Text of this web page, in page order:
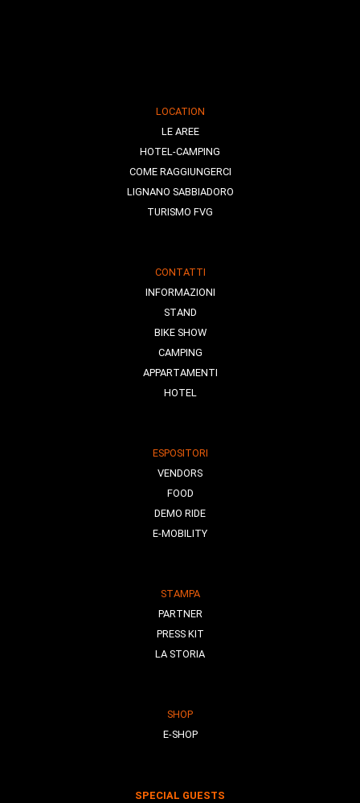
LOCATION
LE AREE
HOTEL-CAMPING
COME RAGGIUNGERCI
LIGNANO SABBIADORO
TURISMO FVG
CONTATTI
INFORMAZIONI
STAND
BIKE SHOW
CAMPING
APPARTAMENTI
HOTEL
ESPOSITORI
VENDORS
FOOD
DEMO RIDE
E-MOBILITY
STAMPA
PARTNER
PRESS KIT
LA STORIA
SHOP
E-SHOP
SPECIAL GUESTS